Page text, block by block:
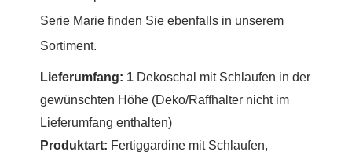
Serie Marie finden Sie ebenfalls in unserem
Sortiment.
Lieferumfang: 1 Dekoschal mit Schlaufen in der
gewünschten Höhe (Deko/Raffhalter nicht im
Lieferumfang enthalten)
Produktart: Fertiggardine mit Schlaufen,